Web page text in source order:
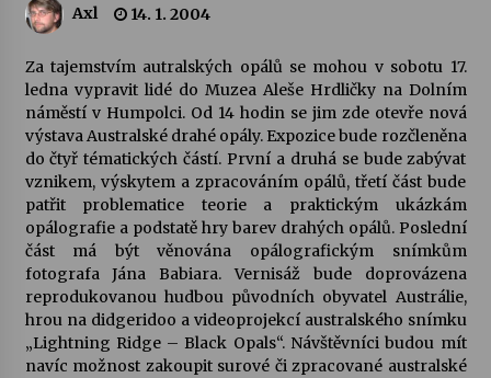
Veselí muzikanti
30. 7. 2026
Pozvánka na integrační festival Quijotova
šedesátka: 28. 7.–1. 8. 2026
28. 7. 2026
Letní koncerty ve Stromovce: Kolchoz a
Jenakaši
28. 7. 2026
Votavžatský ploty
Axl 14. 1. 2004
Za tajemstvím autralských opálů se mohou v sobotu 17.
ledna vypravit lidé do Muzea Aleše Hrdličky na Dolním
náměstí v Humpolci. Od 14 hodin se jim zde otevře nová
výstava Australské drahé opály. Expozice bude rozčleněna
do čtyř tématických částí. První a druhá se bude zabývat
vznikem, výskytem a zpracováním opálů, třetí část bude
patřit problematice teorie a praktickým ukázkám
opálografie a podstatě hry barev drahých opálů. Poslední
část má být věnována opálografickým snímkům
fotografa Jána Babiara. Vernisáž bude doprovázena
reprodukovanou hudbou původních obyvatel Austrálie,
hrou na didgeridoo a videoprojekcí australského snímku
„Lightning Ridge – Black Opals“. Návštěvníci budou mít
navíc možnost zakoupit surové či zpracované australské